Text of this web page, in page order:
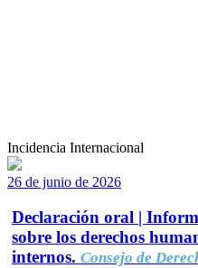
Incidencia Internacional
26 de junio de 2026
Declaración oral |
sobre los derechos
internos. Consejo de